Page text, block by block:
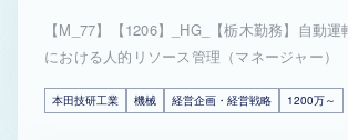
【M_77】【1206】_HG_【栃木勤務】自動
における人的リソース管理（マネージャー）
本田技研工業 機械 経営企画・経営戦略 1200万～